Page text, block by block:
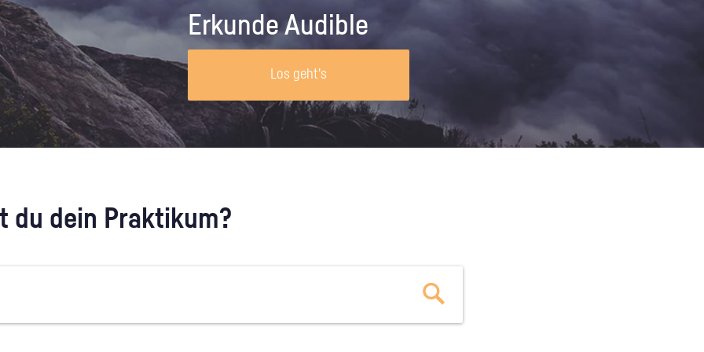
Unternehmen lohnt, wie man sich
vorbereitet und wie ein Vorab-Anruf
abläuft.
Erkunde Audible
Los geht's
du dein Praktikum?